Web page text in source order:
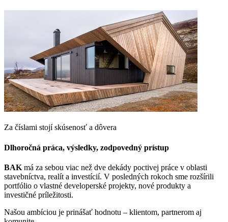
Za číslami stojí skúsenosť a dôvera
Dlhoročná práca, výsledky, zodpovedný prístup
BAK má za sebou viac než dve dekády poctivej práce v oblasti
stavebníctva, realít a investícií. V posledných rokoch sme rozšírili
portfólio o vlastné developerské projekty, nové produkty a
investičné príležitosti.
Našou ambíciou je prinášať hodnotu – klientom, partnerom aj